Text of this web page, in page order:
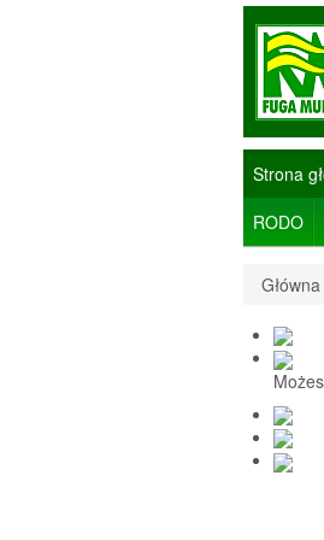
Strona
RODO
Główna